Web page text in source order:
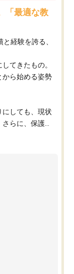
「最適な教
経験を誇る、
てきたもの。
から始める姿勢
にしても、現状
らに、保護...